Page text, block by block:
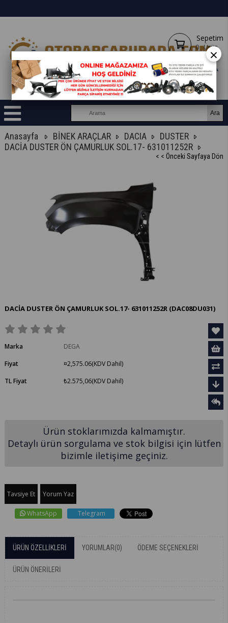
Sepetim
0 Ürün
Anasayfa BİNEK ARAÇLAR DACIA
DUSTER
DACİA DUSTER ÖN ÇAMURLUK SOL.17- 631011252R
< < Önceki Sayfaya Dön
DACİA DUSTER ÖN ÇAMURLUK SOL.17- 631011252R (DAC08DU031)
Marka
DEGA
Fiyat
¤2,575.06(KDV Dahil)
TL Fiyat
₺2.575,06(KDV Dahil)
Ürün stoklarımızda kalmamıştır.
Detaylı ürün sorgulama ve stok bilgisi için lütfen
bizimle iletişime geçiniz.
Tavsiye Et Yorum Yaz
WhatsApp Telegram
ÜRÜN ÖZELLIKLERI YORUMLAR(0) ÖDEME SEÇENEKLERI
ÜRÜN ÖNERILERI
×